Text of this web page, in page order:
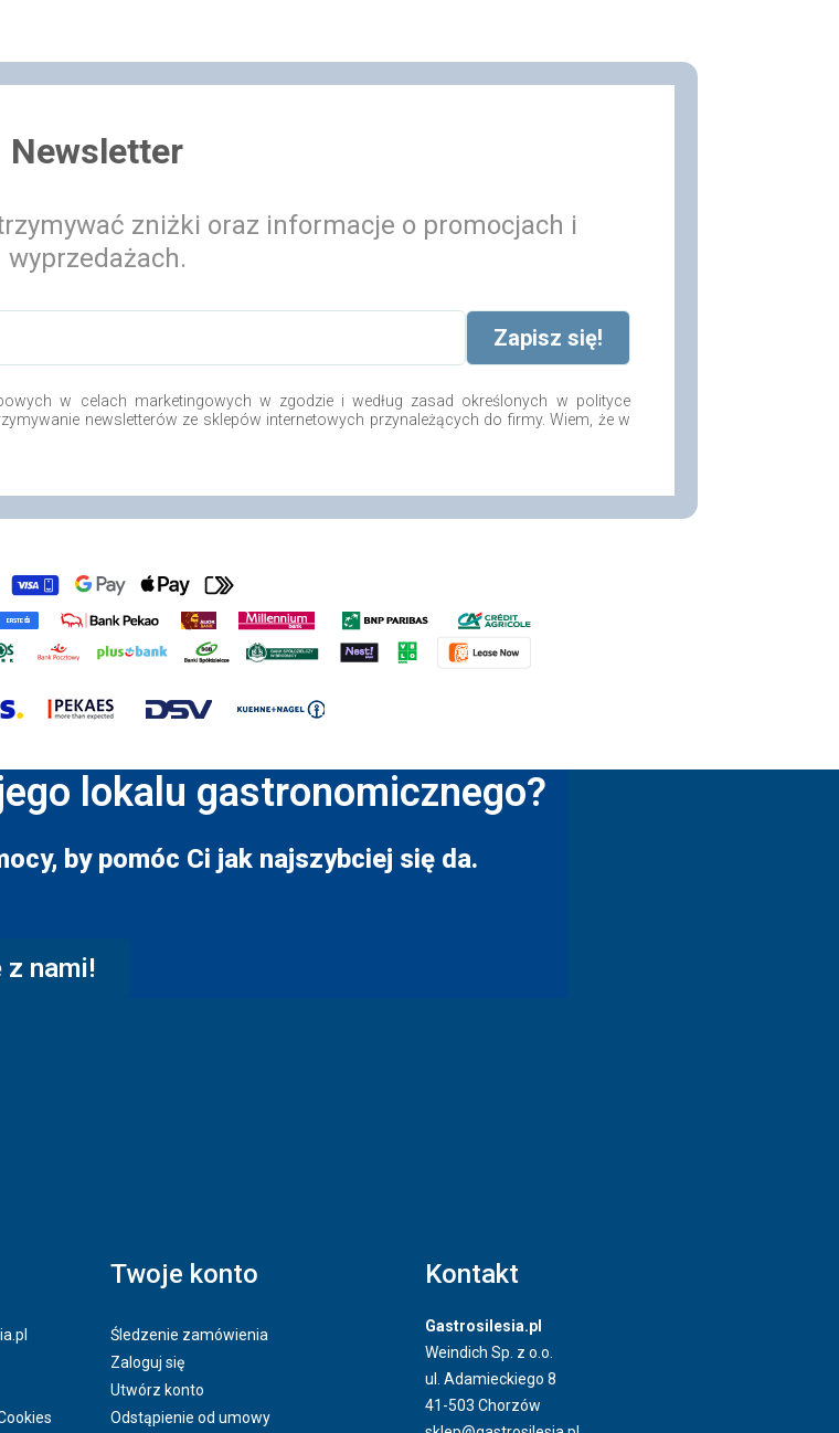
Newsletter
zniżki oraz informacje o promocjach i
wyprzedażach.
w celach marketingowych w zgodzie i według zasad określonych w polityce
newsletterów ze sklepów internetowych przynależących do firmy. Wiem, że w
lokalu gastronomicznego?
by pomóc Ci jak najszybciej się da.
nami!
Twoje konto
Śledzenie zamówienia
Zaloguj się
Utwórz konto
Odstąpienie od umowy
Kontakt
Gastrosilesia.pl
Weindich Sp. z o.o.
ul. Adamieckiego 8
41-503 Chorzów